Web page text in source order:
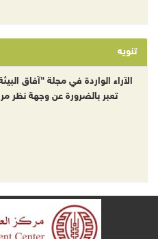
تنويه
الآراء الواردة في مجلة "آفاق
تعبر بالضرورة عن وجهة نظر